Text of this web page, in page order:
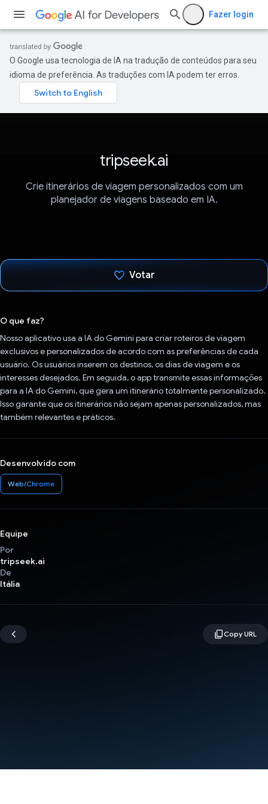
Fazer login
O Google usa tecnologia de IA na tradução de conteúdos para seu
idioma de preferência. As traduções com IA podem ter erros.
tripseek.ai
Crie itinerários de viagem personalizados com um
planejador de viagens baseado em IA.
Votar
O que faz?
Nosso aplicativo usa a IA do Gemini para criar roteiros de viagem
exclusivos e personalizados de acordo com as preferências de cada
usuário. Os usuários inserem os destinos, os dias de viagem e os
interesses desejados. Em seguida, o app transmite essas informações
para a IA do Gemini, que gera um itinerário totalmente personalizado.
Isso garante que os itinerários não sejam apenas personalizados, mas
também relevantes e práticos.
Desenvolvido com
Web/Chrome
Equipe
Por
tripseek.ai
De
Itália